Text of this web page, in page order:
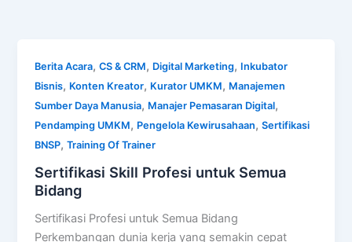
Berita Acara,CS & CRM, Digital Marketing, Inkubator
Bisnis, Konten Kreator, Kurator UMKM, Manajemen
Sumber Daya Manusia, Manajer Pemasaran Digital,
Pendamping UMKM, Pengelola Kewirusahaan,Sertifikasi
BNSP,Training Of Trainer
Sertifikasi Skill Profesi untuk Semua
Bidang
Sertifikasi Profesi untuk Semua Bidang
Perkembangan dunia kerja yang semakin cepat